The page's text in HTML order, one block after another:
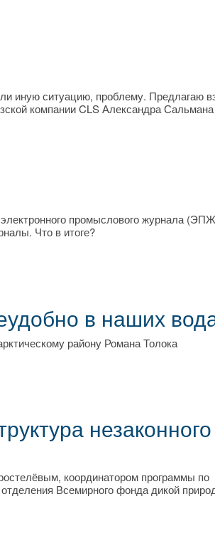
иную ситуацию, проблему. Предлагаю
компании CLS Александра Сальмана
промыслового журнала
Что в итоге?
в наших
району Романа Толока
незаконного
координатором программы по
отделения Всемирного фонда дикой